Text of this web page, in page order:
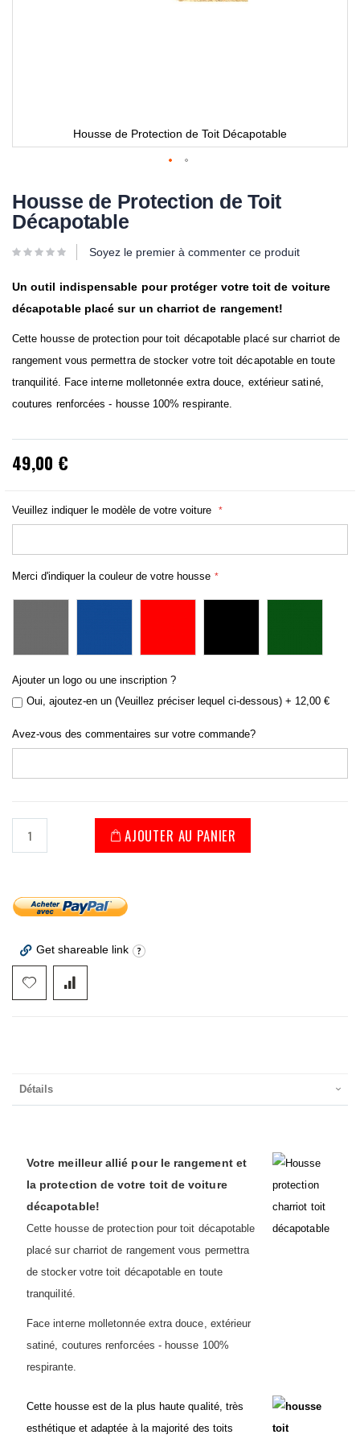
Housse de Protection de Toit Décapotable
Housse de Protection de Toit
Décapotable
Soyez le premier à commenter ce produit
Un outil indispensable pour protéger votre toit de voiture
décapotable placé sur un charriot de rangement!
Cette housse de protection pour toit décapotable placé sur charriot de
rangement vous permettra de stocker votre toit décapotable en toute
tranquilité. Face interne molletonnée extra douce, extérieur satiné,
coutures renforcées - housse 100% respirante.
49,00 €
Veuillez indiquer le modèle de votre voiture
Merci d'indiquer la couleur de votre housse
Ajouter un logo ou une inscription ?
Oui, ajoutez-en un (Veuillez préciser lequel ci-dessous) + 12,00 €
Avez-vous des commentaires sur votre commande?
AJOUTER AU PANIER
Get shareable link
Détails
Votre meilleur allié pour le rangement et
la protection de votre toit de voiture
décapotable!
Cette housse de protection pour toit décapotable
placé sur charriot de rangement vous permettra
de stocker votre toit décapotable en toute
tranquilité.
Face interne molletonnée extra douce, extérieur
satiné, coutures renforcées - housse 100%
respirante.
Cette housse est de la plus haute qualité, très
esthétique et adaptée à la majorité des toits